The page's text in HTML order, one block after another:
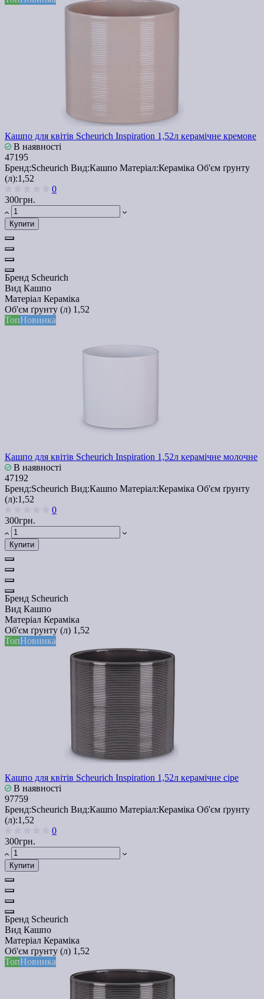
Кашпо для квітів Scheurich Inspiration 1,52л керамічне кремове
В наявності
47195
Бренд:Scheurich Вид:Кашпо Матеріал:Кераміка Об'єм ґрунту
(л):1,52
0
300грн.
Купити
Бренд Scheurich
Вид Кашпо
Матеріал Кераміка
Об'єм ґрунту (л) 1,52
ТопНовинка
Кашпо для квітів Scheurich Inspiration 1,52л керамічне молочне
В наявності
47192
Бренд:Scheurich Вид:Кашпо Матеріал:Кераміка Об'єм ґрунту
(л):1,52
0
300грн.
Купити
Бренд Scheurich
Вид Кашпо
Матеріал Кераміка
Об'єм ґрунту (л) 1,52
ТопНовинка
Кашпо для квітів Scheurich Inspiration 1,52л керамічне сіре
В наявності
97759
Бренд:Scheurich Вид:Кашпо Матеріал:Кераміка Об'єм ґрунту
(л):1,52
0
300грн.
Купити
Бренд Scheurich
Вид Кашпо
Матеріал Кераміка
Об'єм ґрунту (л) 1,52
ТопНовинка